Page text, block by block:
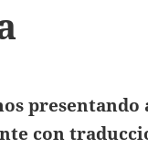
con